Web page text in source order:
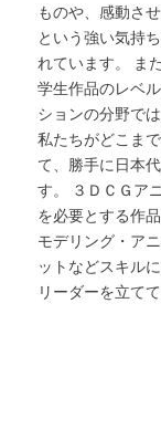
ものや、感動さ
という強い気持
れています。 ま
学生作品のレベ
ションの分野で
私たちがどこま
て、勝手に日本
す。 ３ＤＣＧア
を必要とする作
モデリング・ア
ットなどスキル
リーダーを立て